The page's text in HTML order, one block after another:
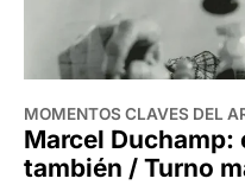
Duchamp transformó
arte al cuestionar las
3 clases
+ INFO
196 DISPONIBLES